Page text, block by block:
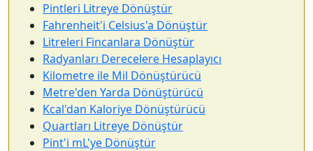
Pintleri Litreye Dönüştür
Fahrenheit'i Celsius'a Dönüştür
Litreleri Fincanlara Dönüştür
Radyanları Derecelere Hesaplayıcı
Kilometre ile Mil Dönüştürücü
Metre'den Yarda Dönüştürücü
Kcal'dan Kaloriye Dönüştürücü
Quartları Litreye Dönüştür
Pint'i mL'ye Dönüştür